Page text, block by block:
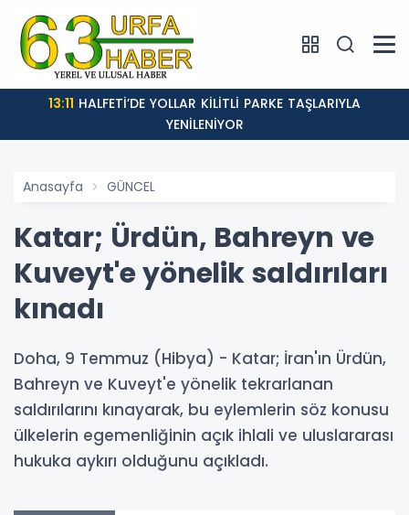
13:11
YENİLENİYOR
Anasayfa GÜNCEL
Katar; Ürdün, Bahreyn ve
Kuveyt'e yönelik saldırıları
kınadı
Doha, 9 Temmuz (Hibya) - Katar; İran'ın Ürdün,
Bahreyn ve Kuveyt'e yönelik tekrarlanan
saldırılarını kınayarak, bu eylemlerin söz konusu
ülkelerin egemenliğinin açık ihlali ve uluslararası
hukuka aykırı olduğunu açıkladı.